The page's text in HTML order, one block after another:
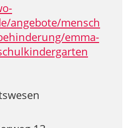
angebote/mensch
emma-